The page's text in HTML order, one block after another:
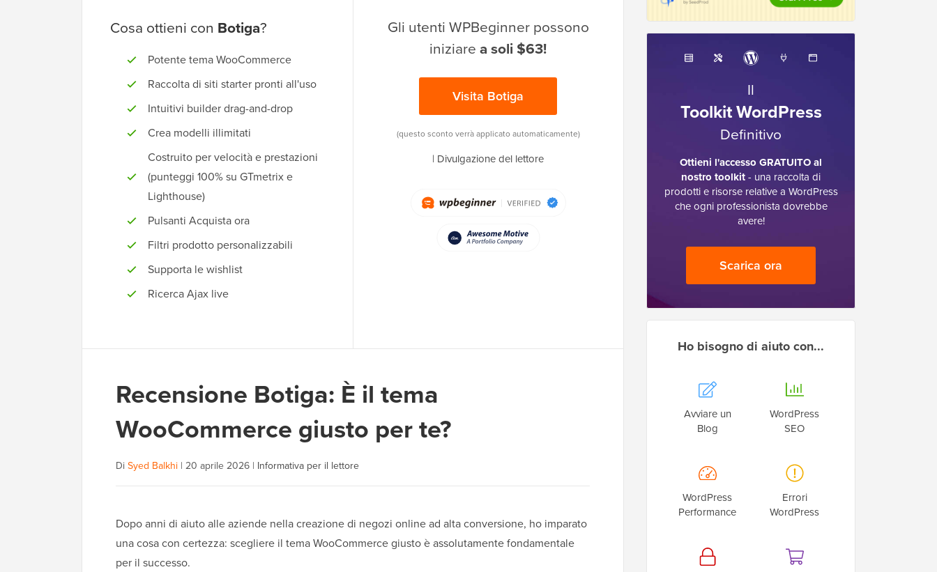
Cosa ottieni con Botiga?
Potente tema WooCommerce
Raccolta di siti starter pronti all'uso
Intuitivi builder drag-and-drop
Crea modelli illimitati
Costruito per velocità e prestazioni
(punteggi 100% su GTmetrix e
Lighthouse)
Pulsanti Acquista ora
Filtri prodotto personalizzabili
Supporta le wishlist
Ricerca Ajax live
Gli utenti WPBeginner possono
iniziarea soli $63!
Visita Botiga
(questo sconto verrà applicato automaticamente)
| Divulgazione del lettore
Recensione Botiga: È il tema
WooCommerce giusto per te?
DiSyed Balkhi | 20 aprile 2026 | Informativa per il lettore
Dopo anni di aiuto alle aziende nella creazione di negozi online ad alta conversione, ho imparato
una cosa con certezza: scegliere il tema WooCommerce giusto è assolutamente fondamentale
per il successo.
Il
Toolkit WordPress
Definitivo
Ottieni l'accesso GRATUITO al
nostro toolkit- una raccolta di
prodotti e risorse relative a WordPress
che ogni professionista dovrebbe
avere!
Scarica ora
Ho bisogno di aiuto con...
Avviare un
Blog
WordPress
SEO
WordPress
Performance
Errori
WordPress